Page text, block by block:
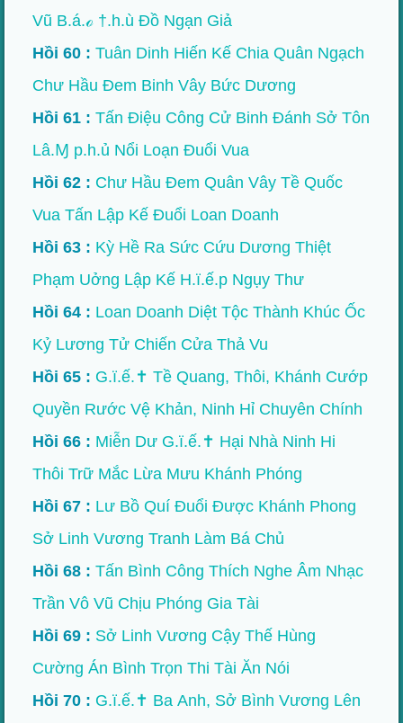
Vũ B.á.ℴ †.h.ù Đồ Ngạn Giả
Hồi 60 : Tuân Dinh Hiến Kế Chia Quân Ngạch
Chư Hầu Đem Binh Vây Bức Dương
Hồi 61 : Tấn Điệu Công Cử Binh Đánh Sở Tôn
Lâ.Ɱ p.h.ủ Nổi Loạn Đuổi Vua
Hồi 62 : Chư Hầu Đem Quân Vây Tề Quốc
Vua Tấn Lập Kế Đuổi Loan Doanh
Hồi 63 : Kỳ Hề Ra Sức Cứu Dương Thiệt
Phạm Uởng Lập Kế H.ï.ế.p Ngụy Thư
Hồi 64 : Loan Doanh Diệt Tộc Thành Khúc Ốc
Kỷ Lương Tử Chiến Cửa Thả Vu
Hồi 65 : G.ï.ế.✝ Tề Quang, Thôi, Khánh Cướp
Quyền Rước Vệ Khản, Ninh Hỉ Chuyên Chính
Hồi 66 : Miễn Dư G.ï.ế.✝ Hại Nhà Ninh Hi
Thôi Trữ Mắc Lừa Mưu Khánh Phóng
Hồi 67 : Lư Bồ Quí Đuổi Được Khánh Phong
Sở Linh Vương Tranh Làm Bá Chủ
Hồi 68 : Tấn Bình Công Thích Nghe Âm Nhạc
Trần Vô Vũ Chịu Phóng Gia Tài
Hồi 69 : Sở Linh Vương Cậy Thế Hùng
Cường Án Bình Trọn Thi Tài Ăn Nói
Hồi 70 : G.ï.ế.✝ Ba Anh, Sở Bình Vương Lên